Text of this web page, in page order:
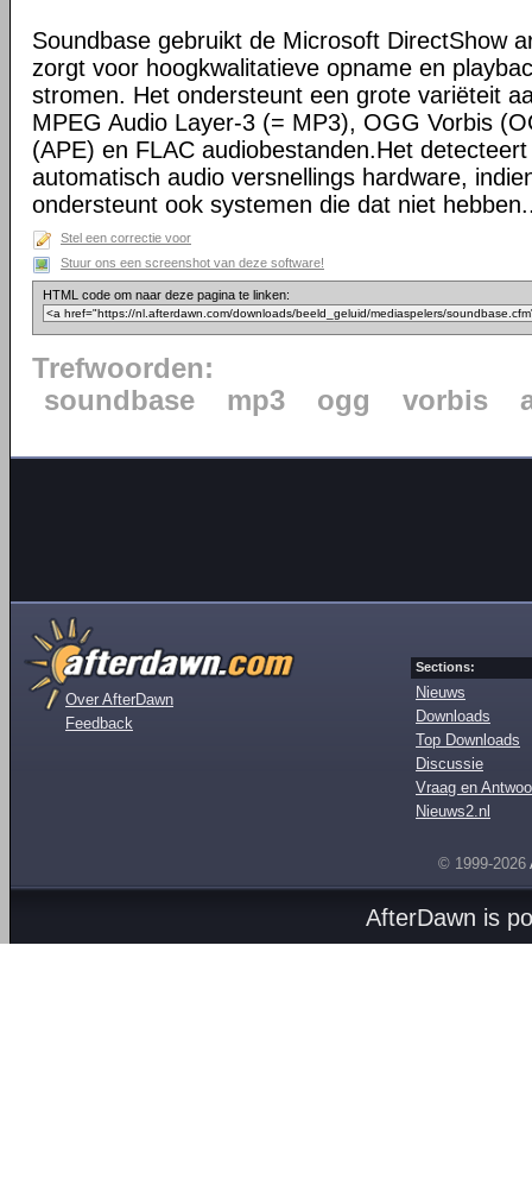
Soundbase gebruikt de Microsoft DirectShow
zorgt voor hoogkwalitatieve opname en
stromen. Het ondersteunt een grote variëteit
MPEG Audio Layer-3 (= MP3), OGG Vorbis
(APE) en FLAC audiobestanden.Het
automatisch audio versnellings hardware,
ondersteunt ook systemen die dat niet
Stel een correctie voor
Stuur ons een screenshot van deze software!
HTML code om naar deze pagina te linken:
Trefwoorden:
soundbase
mp3 ogg vorbis
Over AfterDawn
Feedback
Sections:
Nieuws
Downloads
Top Downloads
Discussie
Vraag en
Nieuws2.nl
© 1999-2026
AfterDawn is